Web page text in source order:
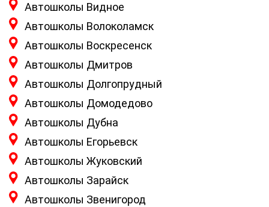
Автошколы Видное
Автошколы Волоколамск
Автошколы Воскресенск
Автошколы Дмитров
Автошколы Долгопрудный
Автошколы Домодедово
Автошколы Дубна
Автошколы Егорьевск
Автошколы Жуковский
Автошколы Зарайск
Автошколы Звенигород